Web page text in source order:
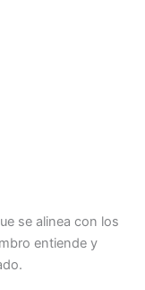
se alinea con los
entiende y